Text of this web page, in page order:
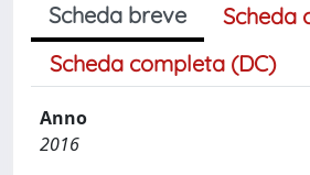
Scheda breve
Scheda
Scheda completa (DC)
Anno
2016